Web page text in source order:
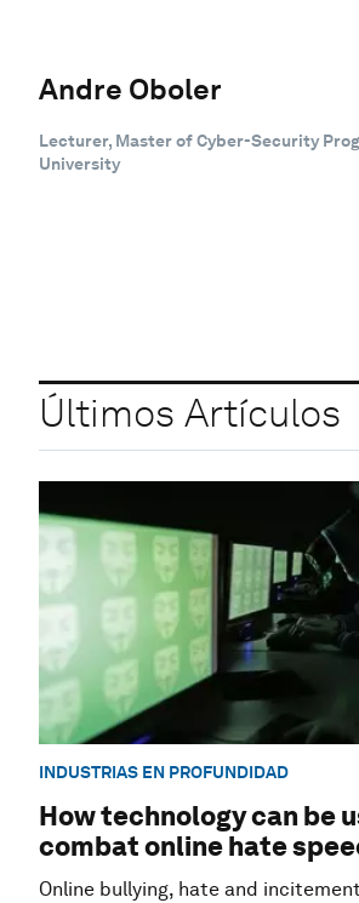
Andre Oboler
Lecturer, Master of Cyber-Security
University
Últimos Artículos
INDUSTRIAS EN PROFUNDIDAD
How technology can be
combat online hate
Online bullying, hate and